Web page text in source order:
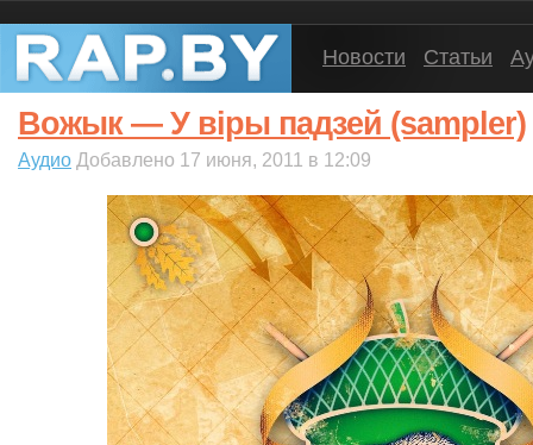
Новости Статьи
Вожык — У вiры падзей (sampler)
Аудио Добавлено 17 июня, 2011 в 12:09